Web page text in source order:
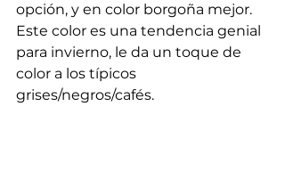
opción, y en color borgoña mejor.
Este color es una tendencia genial
para invierno, le da un toque de
color a los típicos
grises/negros/cafés.